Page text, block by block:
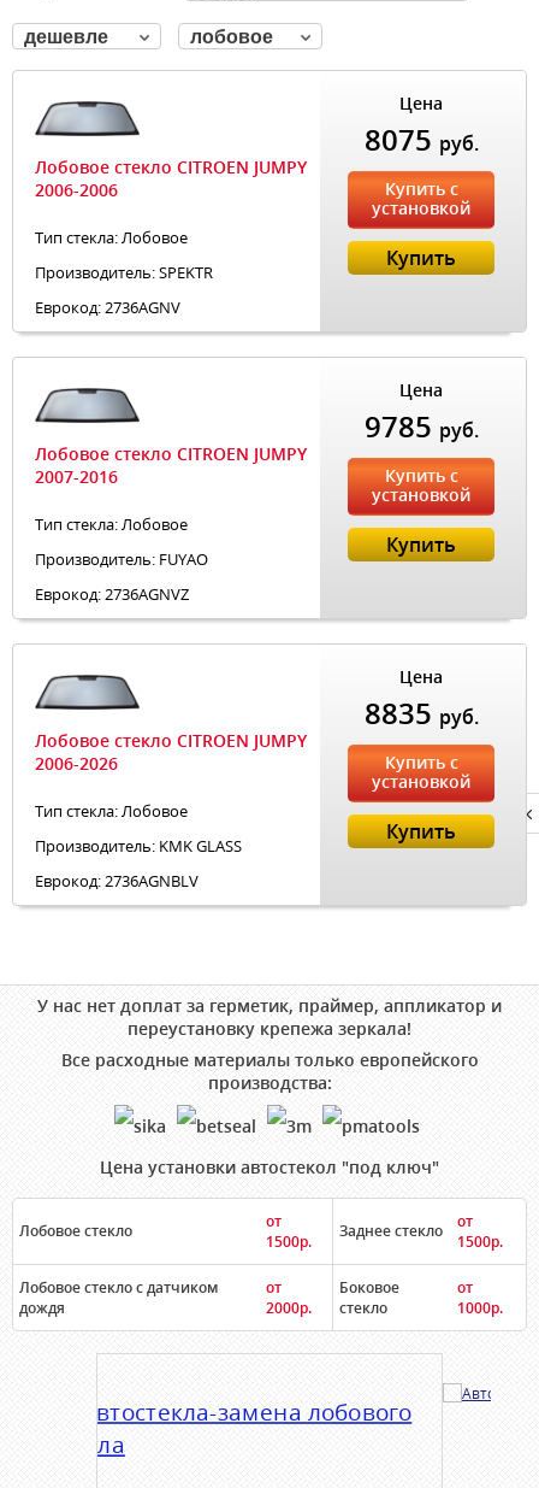
дешевле лобовое
Лобовое стекло CITROEN JUMPY
2006-2006
Тип стекла: Лобовое
Производитель: SPEKTR
Еврокод: 2736AGNV
Цена
8075 руб.
Купить с
установкой
Купить
Лобовое стекло CITROEN JUMPY
2007-2016
Тип стекла: Лобовое
Производитель: FUYAO
Еврокод: 2736AGNVZ
Цена
9785 руб.
Купить с
установкой
Купить
Лобовое стекло CITROEN JUMPY
2006-2026
Тип стекла: Лобовое
Производитель: KMK GLASS
Еврокод: 2736AGNBLV
Цена
8835 руб.
Купить с
установкой
Купить
У нас нет доплат за герметик, праймер, аппликатор и
переустановку крепежа зеркала!
Все расходные материалы только европейского
производства:
Цена установки автостекол "под ключ"
Лобовое стекло
от
1500р.
Заднее стекло
от
1500р.
Лобовое стекло с датчиком
дождя
от
2000р.
Боковое
стекло
от
1000р.
Privacy notice